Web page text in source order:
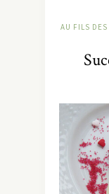
AU FILS